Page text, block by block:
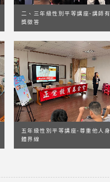
二、三年級性別平等講座-講師有
獎徵答
五年級性別平等講座-尊重他人身
體界線